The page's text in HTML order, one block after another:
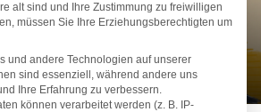
Hinrich
alt sind und Ihre Zustimmung zu freiwilligen
müssen Sie Ihre Erziehungsberechtigten um
und andere Technologien auf unserer
sind essenziell, während andere uns
Ihre Erfahrung zu verbessern.
können verarbeitet werden (z. B. IP-